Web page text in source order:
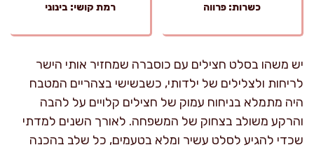
כשרות: פרווה רמת קושי: בינוני
יש משהו בסלט חצילים עם כוסברה שמחזיר אותי הישר
לריחות ולצלילים של ילדותי, כשבשישי בצהריים המטבח
היה מתמלא בניחוח עמוק של חצילים קלויים על להבה
והרקע משולב בצחוק של המשפחה. לאורך השנים למדתי
שכדי להגיע לסלט עשיר ומלא בטעמים, כל שלב בהכנה